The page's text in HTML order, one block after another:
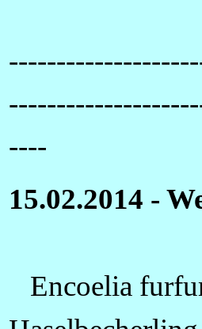
----
15.02.2014 -
Encoelia